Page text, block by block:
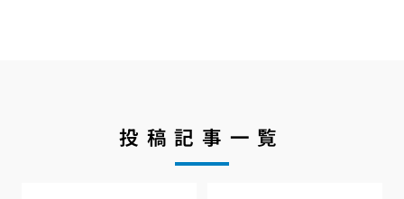
投稿記事一覧